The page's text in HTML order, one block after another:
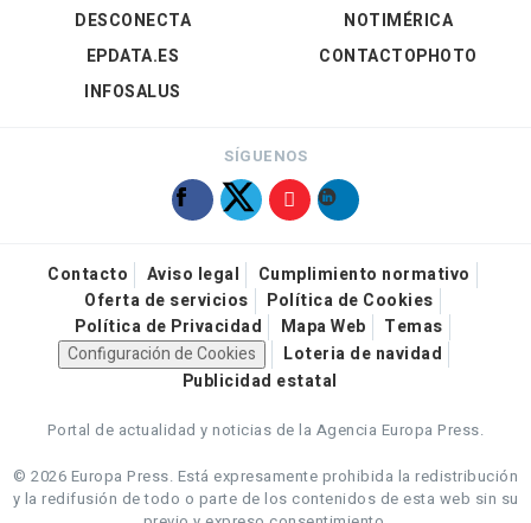
DESCONECTA
EPDATA.ES
INFOSALUS
NOTIMÉRICA
CONTACTOPHOTO
SÍGUENOS
Contacto Aviso legal
Cumplimiento normativo
Oferta de servicios
Política de Cookies
Política de Privacidad
Mapa Web
Temas
Configuración de Cookies
Loteria de navidad
Publicidad estatal
Portal de actualidad y noticias de la Agencia Europa Press.
© 2026 Europa Press. Está expresamente prohibida la redistribución
y la redifusión de todo o parte de los contenidos de esta web sin su